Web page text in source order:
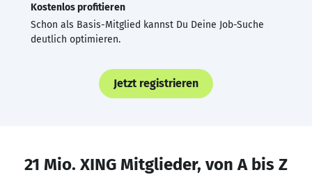
Kostenlos profitieren
Schon als Basis-Mitglied kannst Du Deine Job-Suche
deutlich optimieren.
Jetzt registrieren
21 Mio. XING Mitglieder, von A bis Z